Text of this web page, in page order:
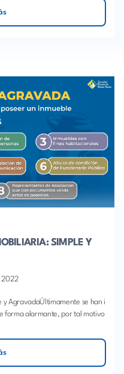
SIMPLE Y
2022
y AgravadaÚltimamente se han i
forma alarmante, por tal motivo